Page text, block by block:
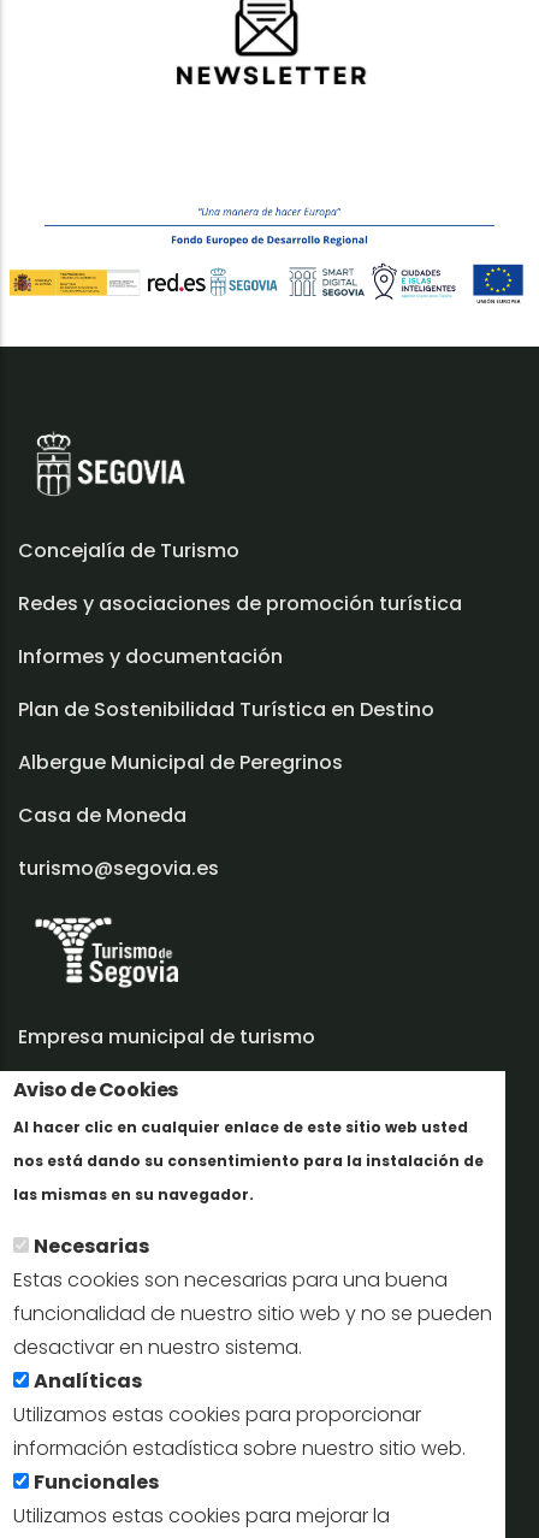
Aviso de Cookies
Al hacer clic en cualquier enlace de este sitio web usted
nos está dando su consentimiento para la instalación de
las mismas en su navegador.
Necesarias
Estas cookies son necesarias para una buena
funcionalidad de nuestro sitio web y no se pueden
desactivar en nuestro sistema.
Analíticas
Utilizamos estas cookies para proporcionar
información estadística sobre nuestro sitio web.
Funcionales
Utilizamos estas cookies para mejorar la
Concejalía de Turismo
Redes y asociaciones de promoción turística
Informes y documentación
Plan de Sostenibilidad Turística en Destino
Albergue Municipal de Peregrinos
Casa de Moneda
turismo@segovia.es
Empresa municipal de turismo
Trabaja con nosotros
Informes y documentación
Perfil del contratante
Oficinas de Turismo
reservas@turismodesegovia.com
info@turismodesegovia.com
Aviso legal |